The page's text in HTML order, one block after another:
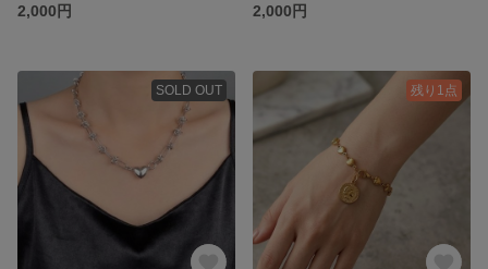
2,000円
2,000円
SOLD OUT 残り1点